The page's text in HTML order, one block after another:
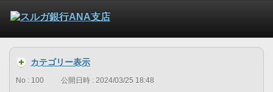
カテゴリー表示
No : 100 公開日時 : 2024/03/25 18:48